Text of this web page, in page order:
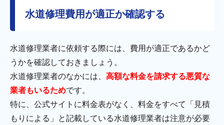
水道修理費用が適正か確認する
水道修理業者に依頼する際には、費用が適正であるかど
うかを確認しておきましょう。
水道修理業者のなかには、 高額な料金を請求する悪質な
業者もいるためです。
特に、公式サイトに料金表がなく、料金をすべて「見積
もりによる」と記載している水道修理業者は注意が必要